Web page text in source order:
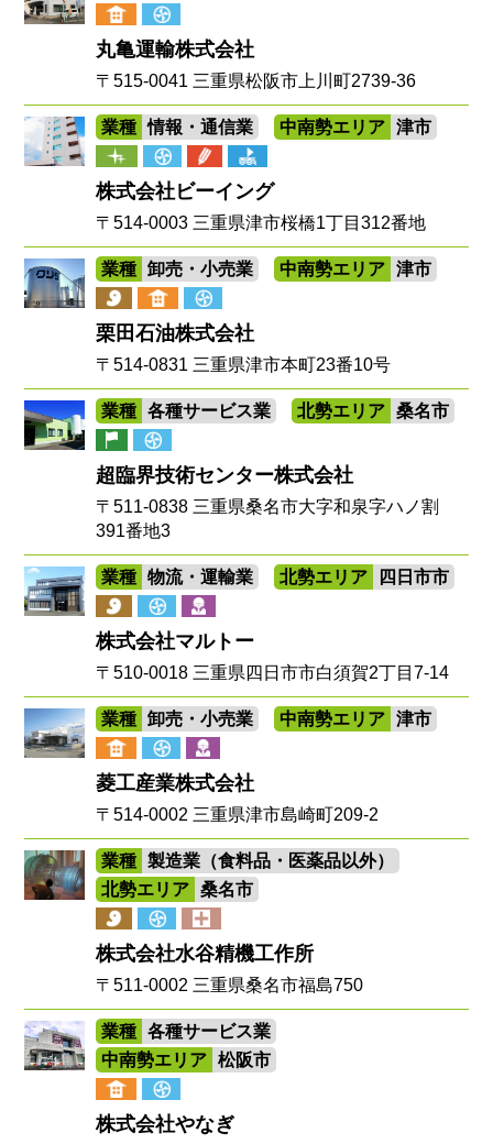
丸亀運輸株式会社
〒515-0041 三重県松阪市上川町2739-36
業種 情報・通信業 中南勢エリア 津市
株式会社ビーイング
〒514-0003 三重県津市桜橋1丁目312番地
業種 卸売・小売業 中南勢エリア 津市
栗田石油株式会社
〒514-0831 三重県津市本町23番10号
業種 各種サービス業 北勢エリア 桑名市
超臨界技術センター株式会社
〒511-0838 三重県桑名市大字和泉字ハノ割
391番地3
業種 物流・運輸業 北勢エリア 四日市市
株式会社マルトー
〒510-0018 三重県四日市市白須賀2丁目7-14
業種 卸売・小売業 中南勢エリア 津市
菱工産業株式会社
〒514-0002 三重県津市島崎町209-2
業種
製造業（食料品・医薬品以外）
北勢エリア
桑名市
株式会社水谷精機工作所
〒511-0002 三重県桑名市福島750
業種
各種サービス業
中南勢エリア
松阪市
株式会社やなぎ